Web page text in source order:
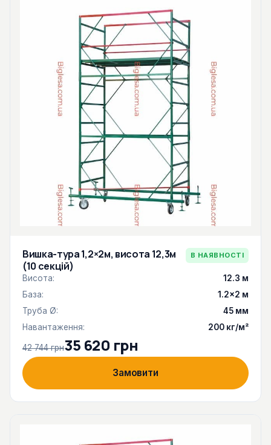
Вишка-тура 1,2×2м, висота 12,3м
(10 секцій)
В НАЯВНОСТІ
Висота:
12.3 м
База:
1.2×2 м
Труба Ø:
45 мм
Навантаження:
200 кг/м²
42 744 грн35 620 грн
Замовити